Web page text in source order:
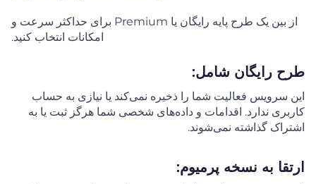
از بین یک طرح پایه رایگان یا Premium برای حداکثر سرعت و
امکانات انتخاب کنید.
طرح رایگان شامل:
این سرویس فعالیت شما را ذخیره نمی‌کند یا نیازی به حساب
کاربری ندارد. اقدامات و داده‌های شخصی شما هرگز ثبت یا به
اشتراک گذاشته نمی‌شوند.
ارتقا به نسخه پرمیوم: